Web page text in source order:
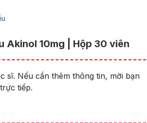
Akinol 10mg | Hộp 30 viên
sĩ. Nếu cần thêm thông tin, mời bạn
tiếp.